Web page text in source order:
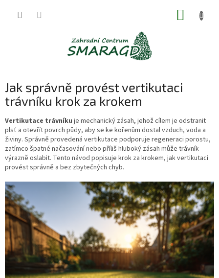
Jak správně provést vertikutaci
trávníku krok za krokem
Vertikutace trávníku je mechanický zásah, jehož cílem je odstranit
plsť a otevřít povrch půdy, aby se ke kořenům dostal vzduch, voda a
živiny. Správně provedená vertikutace podporuje regeneraci porostu,
zatímco špatné načasování nebo příliš hluboký zásah může trávník
výrazně oslabit. Tento návod popisuje krok za krokem, jak vertikutaci
provést správně a bez zbytečných chyb.